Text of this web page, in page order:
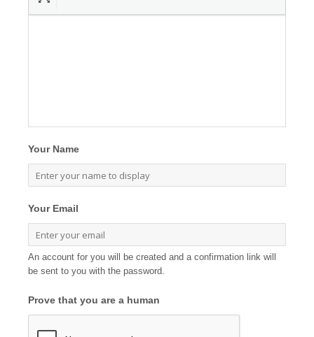
Your Name
Your Email
An account for you will be created and a confirmation link will
be sent to you with the password.
Prove that you are a human